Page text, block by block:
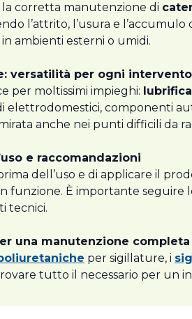
la corretta manutenzione di
l’attrito, l’usura e
ambienti esterni o umidi.
versatilità per ogni intervento
per moltissimi impieghi:
elettrodomestici, componenti
anche nei punti difficili da
e raccomandazioni
dell’uso e di applicare il
funzione. È importante
tecnici.
una manutenzione completa
per sigillature, i
tutto il necessario per un